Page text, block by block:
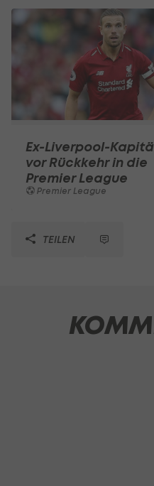
Ex-Liverpool-
vor Rückkehr in die
Premier League
Premier League
TEILEN